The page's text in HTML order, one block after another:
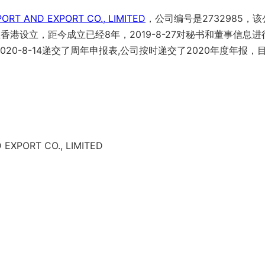
AND EXPORT CO., LIMITED ，公司编号是2732985，该
港设立，距今成立已经8年，2019-8-27对秘书和董事信息进
8-14递交了周年申报表,公司按时递交了2020年度年报，目
CO., LIMITED